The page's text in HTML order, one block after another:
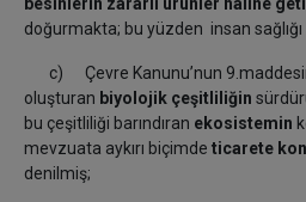
besinlerin zararlı ürünler haline
doğurmakta; bu yüzden insan
c) Çevre Kanunu’nun
oluşturan biyolojik çeşitliliğin
bu çeşitliliği barındıran ekosistemin
mevzuata aykırı biçimde ticarete
denilmiş;